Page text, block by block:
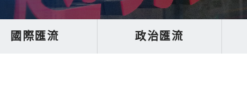
國際匯流 政治匯流